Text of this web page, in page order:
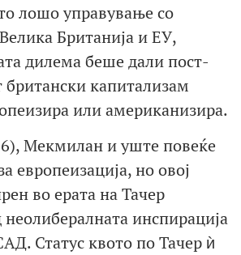
лошо управување со
Британија и ЕУ,
дилема беше дали пост-
капитализам
или американизира.
Мекмилан и уште повеќе
европеизација, но овој
во ерата на Тачер
инспирација
Статус квото по Тачер ѝ